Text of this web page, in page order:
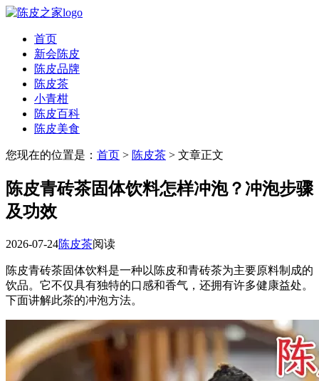
首页
新会陈皮
陈皮品牌
陈皮茶
小青柑
陈皮百科
陈皮美食
您现在的位置是： 首页 > 陈皮茶 > 文章正文
陈皮青砖茶固体饮料怎样冲泡？冲泡步骤
及功效
2026-07-24陈皮茶阅读
陈皮青砖茶固体饮料是一种以陈皮和青砖茶为主要原料制成的
饮品。它不仅具有独特的口感和香气，还拥有许多健康益处。
下面讲解此茶的冲泡方法。